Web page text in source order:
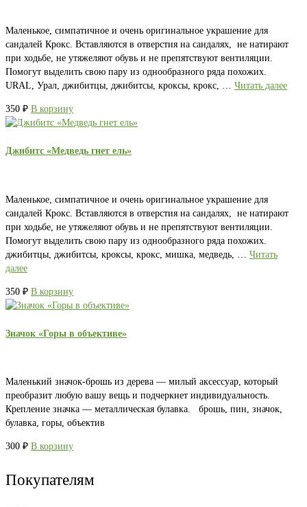
Маленькое, симпатичное и очень оригинальное украшение для
сандалей Крокс. Вставляются в отверстия на сандалях, не натирают
при ходьбе, не утяжеляют обувь и не препятствуют вентиляции.
Помогут выделить свою пару из однообразного ряда похожих.
URAL, Урал, джибитцы, джибитсы, кроксы, крокс, … Читать далее
350 ₽ В корзину
Джибитс «Медведь гнет ель»
Маленькое, симпатичное и очень оригинальное украшение для
сандалей Крокс. Вставляются в отверстия на сандалях, не натирают
при ходьбе, не утяжеляют обувь и не препятствуют вентиляции.
Помогут выделить свою пару из однообразного ряда похожих.
джибитцы, джибитсы, кроксы, крокс, мишка, медведь, … Читать
далее
350 ₽ В корзину
Значок «Горы в объективе»
Маленький значок-брошь из дерева — милый аксессуар, который
преобразит любую вашу вещь и подчеркнет индивидуальность.
Крепление значка — металлическая булавка. брошь, пин, значок,
булавка, горы, объектив
300 ₽ В корзину
Покупателям